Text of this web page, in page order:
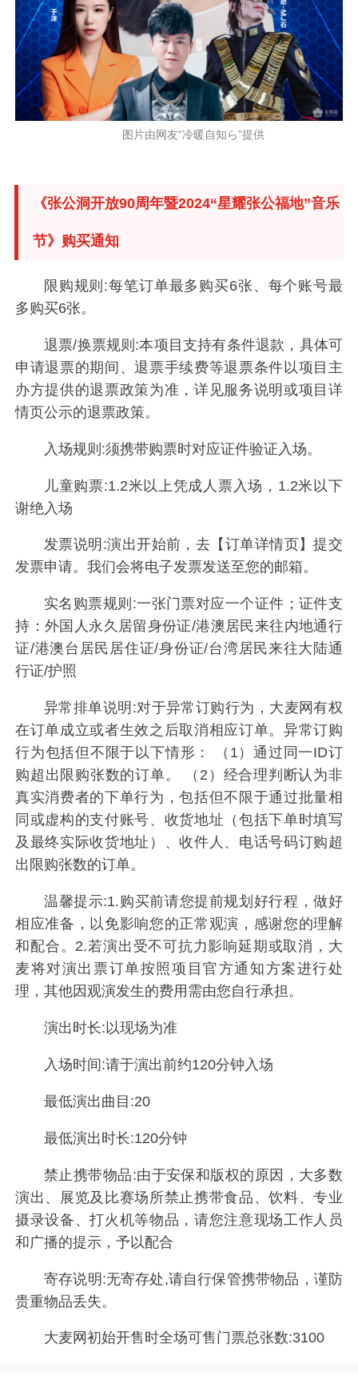
图片由网友“冷暖自知ら”提供
《张公洞开放90周年暨2024“星耀张公福地”音乐
节》购买通知
限购规则:每笔订单最多购买6张、每个账号最
多购买6张。
退票/换票规则:本项目支持有条件退款，具体可
申请退票的期间、退票手续费等退票条件以项目主
办方提供的退票政策为准，详见服务说明或项目详
情页公示的退票政策。
入场规则:须携带购票时对应证件验证入场。
儿童购票:1.2米以上凭成人票入场，1.2米以下
谢绝入场
发票说明:演出开始前，去【订单详情页】提交
发票申请。我们会将电子发票发送至您的邮箱。
实名购票规则:一张门票对应一个证件；证件支
持：外国人永久居留身份证/港澳居民来往内地通行
证/港澳台居民居住证/身份证/台湾居民来往大陆通
行证/护照
异常排单说明:对于异常订购行为，大麦网有权
在订单成立或者生效之后取消相应订单。异常订购
行为包括但不限于以下情形： （1）通过同一ID订
购超出限购张数的订单。 （2）经合理判断认为非
真实消费者的下单行为，包括但不限于通过批量相
同或虚构的支付账号、收货地址（包括下单时填写
及最终实际收货地址）、收件人、电话号码订购超
出限购张数的订单。
温馨提示:1.购买前请您提前规划好行程，做好
相应准备，以免影响您的正常观演，感谢您的理解
和配合。2.若演出受不可抗力影响延期或取消，大
麦将对演出票订单按照项目官方通知方案进行处
理，其他因观演发生的费用需由您自行承担。
演出时长:以现场为准
入场时间:请于演出前约120分钟入场
最低演出曲目:20
最低演出时长:120分钟
禁止携带物品:由于安保和版权的原因，大多数
演出、展览及比赛场所禁止携带食品、饮料、专业
摄录设备、打火机等物品，请您注意现场工作人员
和广播的提示，予以配合
寄存说明:无寄存处,请自行保管携带物品，谨防
贵重物品丢失。
大麦网初始开售时全场可售门票总张数:3100